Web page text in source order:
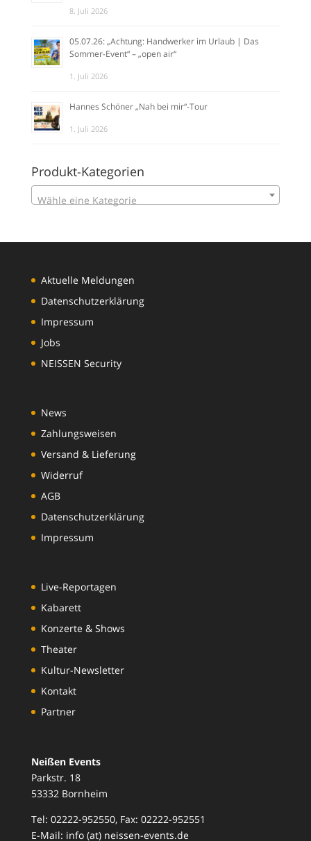
8. Juli 2026
05.07.26: „Achtung: Handwerker im Urlaub | Das
Sommer-Event“ – „open air“
1. Juli 2026
Hannes Schöner „Nah bei mir“-Tour
1. Juli 2026
Produkt-Kategorien
Wähle eine Kategorie
Aktuelle Meldungen
Datenschutzerklärung
Impressum
Jobs
NEISSEN Security
News
Zahlungsweisen
Versand & Lieferung
Widerruf
AGB
Datenschutzerklärung
Impressum
Live-Reportagen
Kabarett
Konzerte & Shows
Theater
Kultur-Newsletter
Kontakt
Partner
Neißen Events
Parkstr. 18
53332 Bornheim
Tel: 02222-952550, Fax: 02222-952551
E-Mail: info (at) neissen-events.de